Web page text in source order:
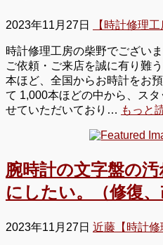
2023年11月27日 【時計修理
時計修理工房の柴野でござい
ご依頼・ご来店を誠に有り難
本ほど、全国からお時計をお
て 1,000本ほどの中から、ス
せていただいており… もっと
腕時計の文字盤の
にしたい。（修復、
2023年11月27日 近藤【時計修